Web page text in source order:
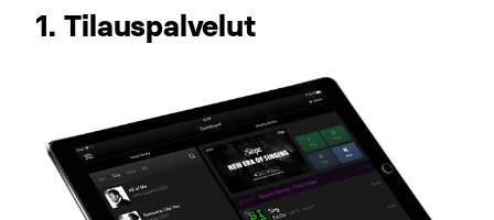
1. Tilauspalvelut